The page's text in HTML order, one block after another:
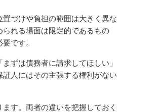
づけや負担の範囲は大きく異な
れる場面は限定的であるもの
です。
ずは債務者に請求してほしい」
人にはその主張する権利がない
す。両者の違いを把握しておく